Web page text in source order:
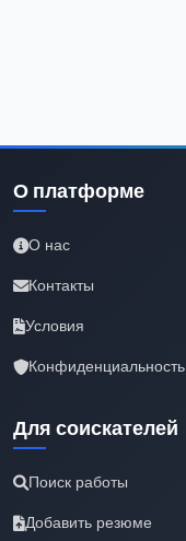
О платформе
О нас
Контакты
Условия
Конфиденциальность
Для соискателей
Поиск работы
Добавить резюме